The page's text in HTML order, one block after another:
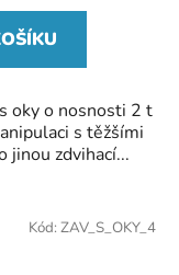
oky o nosnosti 2 t
s těžšími
jinou zdvihací...
Kód: ZAV_S_OKY_4